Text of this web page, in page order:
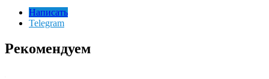
Написать
Telegram
Рекомендуем